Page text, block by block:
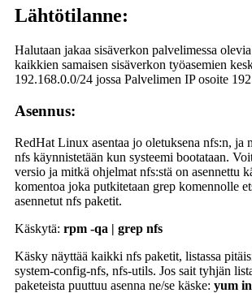
Lähtötilanne:
Halutaan jakaa sisäverkon palvelimessa
kaikkien samaisen sisäverkon työasemien
192.168.0.0/24 jossa Palvelimen IP osoite
Asennus:
RedHat Linux asentaa jo oletuksena nfs:n, ja
nfs käynnistetään kun systeemi bootataan.
versio ja mitkä ohjelmat nfs:stä on asennettu
komentoa joka putkitetaan grep komennolle
asennetut nfs paketit.
Käskytä: rpm -qa | grep nfs
Käsky näyttää kaikki nfs paketit, listassa
system-config-nfs, nfs-utils. Jos sait tyhjän
paketeista puuttuu asenna ne/se käske: yum